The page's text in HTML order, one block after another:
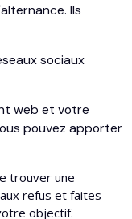
Ils
sociaux
web et votre
pouvez apporter
trouver une
refus et faites
objectif.